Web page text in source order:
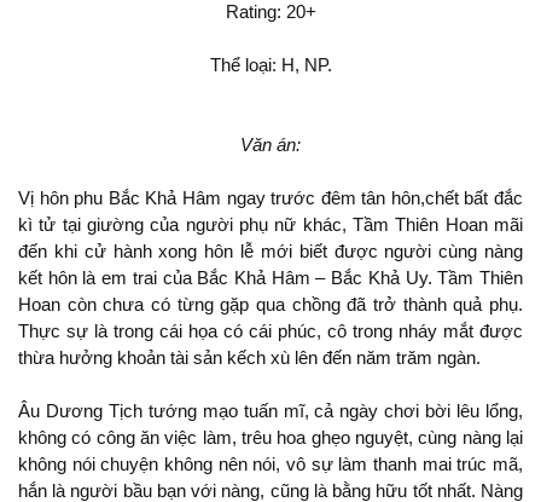
Rating: 20+
Thể loại: H, NP.
Văn án:
Vị hôn phu Bắc Khả Hâm ngay trước đêm tân hôn,chết bất đắc
kì tử tại giường của người phụ nữ khác, Tầm Thiên Hoan mãi
đến khi cử hành xong hôn lễ mới biết được người cùng nàng
kết hôn là em trai của Bắc Khả Hâm – Bắc Khả Uy. Tầm Thiên
Hoan còn chưa có từng gặp qua chồng
trở thành quả phụ.
Thực
là trong cái họa có cái phúc,
trong nháy mắt được
thừa hưởng khoản tài sản kếch xù lên đến năm trăm ngàn.
Âu Dương Tịch tướng mạo tuấn mĩ, cả ngày chơi bời lêu lổng,
có công ăn việc làm, trêu hoa ghẹo nguyệt, cùng nàng lại
chuyện
nên , vô
làm thanh mai trúc mã,
là người bầu bạn với nàng, cũng là bằng hữu tốt nhất. Nàng